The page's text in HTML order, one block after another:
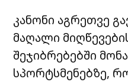
კანონი აგრეთვე
მაღალი
შეჯიბრებებში
სპორტსმენებზე,